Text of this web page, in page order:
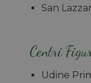
San
Centri
Udine